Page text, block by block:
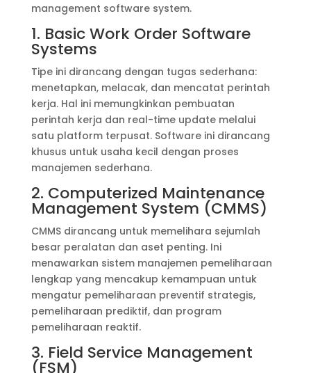
management software system.
1. Basic Work Order Software
Systems
Tipe ini dirancang dengan tugas sederhana:
menetapkan, melacak, dan mencatat perintah
kerja. Hal ini memungkinkan pembuatan
perintah kerja dan real-time update melalui
satu platform terpusat. Software ini dirancang
khusus untuk usaha kecil dengan proses
manajemen sederhana.
2. Computerized Maintenance
Management System (CMMS)
CMMS dirancang untuk memelihara sejumlah
besar peralatan dan aset penting. Ini
menawarkan sistem manajemen pemeliharaan
lengkap yang mencakup kemampuan untuk
mengatur pemeliharaan preventif strategis,
pemeliharaan prediktif, dan program
pemeliharaan reaktif.
3. Field Service Management
(FSM)